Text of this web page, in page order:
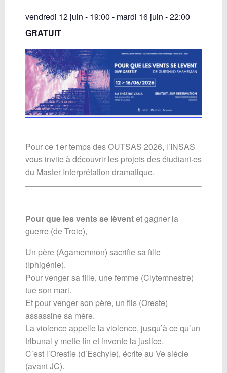
vendredi 12 juin - 19:00 - mardi 16 juin - 22:00
GRATUIT
Pour ce 1er temps des OUTSAS 2026, l’INSAS
vous invite à découvrir les projets des étudiant·es
du Master Interprétation dramatique.
Pour que les vents se lèventet gagner la
guerre (de Troie),
Un père (Agamemnon) sacrifie sa fille
(Iphigénie).
Pour venger sa fille, une femme (Clytemnestre)
tue son mari.
Et pour venger son père, un fils (Oreste)
assassine sa mère.
La violence appelle la violence, jusqu’à ce qu’un
tribunal y mette fin et invente la justice.
C’est l’Orestie (d’Eschyle), écrite au Ve siècle
(avant JC).